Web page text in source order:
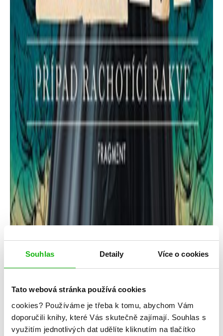
Souhlas Detaily Více o cookies
Tato webová stránka používá cookies
cookies? Používáme je třeba k tomu, abychom Vám
doporučili knihy, které Vás skutečně zajímají. Souhlas s
využitím jednotlivých dat udělíte kliknutím na tlačítko
Kategorie: middle grade